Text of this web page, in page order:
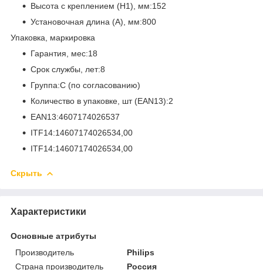
Высота с креплением (H1), мм:152
Установочная длина (A), мм:800
Упаковка, маркировка
Гарантия, мес:18
Срок службы, лет:8
Группа:C (по согласованию)
Количество в упаковке, шт (EAN13):2
EAN13:4607174026537
ITF14:14607174026534,00
ITF14:14607174026534,00
Скрыть
Характеристики
Основные атрибуты
Производитель
Philips
Страна производитель
Россия